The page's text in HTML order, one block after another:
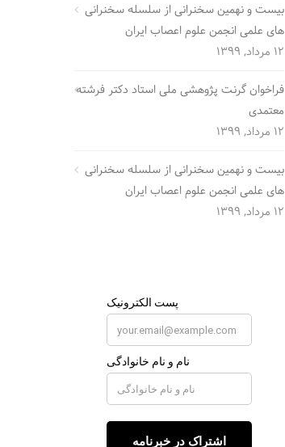
بیست و نهمین سخنرانی از سلسله سخنرانی
های علمی انجمن علوم اعصاب ایران
12 مرداد, 1399
فراخوان گرنت پژوهشی ملی استاد دکتر فرشته
معتمدی
12 مرداد, 1399
بیست و نهمین سخنرانی از سلسله سخنرانی
های علمی انجمن علوم اعصاب ایران
12 مرداد, 1399